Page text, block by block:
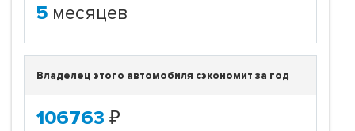
5 месяцев
Владелец этого автомобиля сэкономит за год
106763 ₽